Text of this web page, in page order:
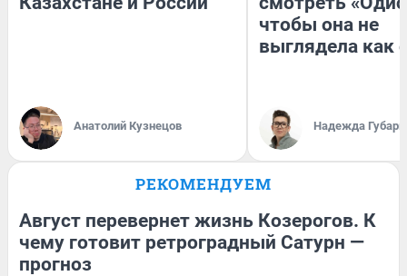
Анатолий Кузнецов
чтобы она не
выглядела как
Надежда Губарь
РЕКОМЕНДУЕМ
Август перевернет жизнь Козерогов. К
чему готовит ретроградный Сатурн —
прогноз